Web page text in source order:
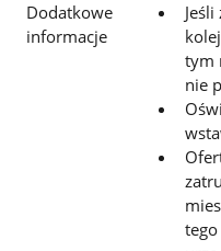
Dodatkowe
informacje
tym
nie